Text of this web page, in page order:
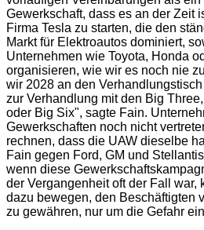
Gewerkschaft, dass es an der Zeit
Firma Tesla zu starten, die den
Markt für Elektroautos dominiert,
Unternehmen wie Toyota, Honda
organisieren, wie wir es noch nie
wir 2028 an den
zur Verhandlung mit den Big
oder Big Six", sagte Fain.
Gewerkschaften noch nicht
rechnen, dass die UAW dieselbe
Fain gegen Ford, GM und
wenn diese
der Vergangenheit oft der Fall war,
dazu bewegen, den Beschäftigten
zu gewähren, nur um die Gefahr